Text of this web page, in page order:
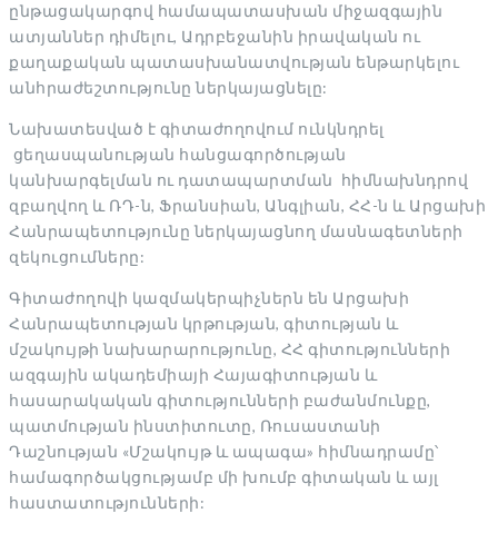
ընթացակարգով համապատասխան միջազգային
ատյաններ դիմելու, Ադրբեջանին իրավական ու
քաղաքական պատասխանատվության ենթարկելու
անհրաժեշտությունը ներկայացնելը:
Նախատեսված է գիտաժողովում ունկնդրել
ցեղասպանության հանցագործության
կանխարգելման ու դատապարտման հիմնախնդրով
զբաղվող և ՌԴ-ն, Ֆրանսիան, Անգլիան, ՀՀ-ն և Արցախի
Հանրապետությունը ներկայացնող մասնագետների
զեկուցումները:
Գիտաժողովի կազմակերպիչներն են Արցախի
Հանրապետության կրթության, գիտության և
մշակույթի նախարարությունը, ՀՀ գիտությունների
ազգային ակադեմիայի Հայագիտության և
հասարակական գիտությունների բաժանմունքը,
պատմության ինստիտուտը, Ռուսաստանի
Դաշնության «Մշակույթ և ապագա» հիմնադրամը՝
համագործակցությամբ մի խումբ գիտական և այլ
հաստատությունների: